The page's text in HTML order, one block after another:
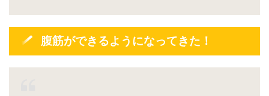
腹筋ができるようになってきた！